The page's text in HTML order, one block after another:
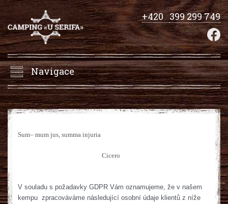
+420399 299 749
Navigace
Sum– mum jus, summa injuria
Cicero
V souladu s požadavky GDPR Vám oznamujeme, že v našem
kempu zpracováváme následující osobní údaje klientů z níže